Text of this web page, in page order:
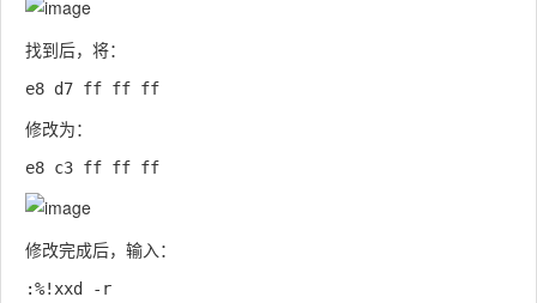
找到后，将：
修改为：
修改完成后，输入：